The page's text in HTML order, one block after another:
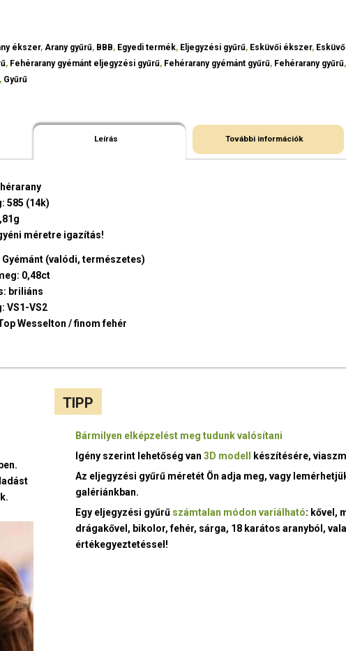
ékszer,Arany gyűrű, BBB, Egyedi termék, Eljegyzési gyűrű, Esküvői ékszer,
, Fehérarany gyémánt eljegyzési gyűrű, Fehérarany gyémánt gyűrű, Fehérarany gyűrű,
, Gyűrű
Leírás További információk
585 (14k)
méretre igazítás!
(valódi, természetes)
0,48ct
briliáns
VS1-VS2
Wesselton / finom fehér
TIPP
Bármilyen elképzelést meg tudunk valósítani
Igény szerint lehetőség van3D modell
készítésére,
Az eljegyzési gyűrű méretét Ön adja meg, vagy
galériánkban.
Egy eljegyzési gyűrű számtalan módon variálható: kővel,
drágakővel, bikolor, fehér, sárga, 18 karátos aranyból,
értékegyeztetéssel!